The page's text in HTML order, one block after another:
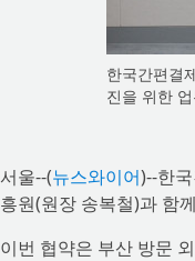
한국간편결
진을 위한
서울--(뉴스와이어)--한
흥원(원장 송복철)과 함
이번 협약은 부산 방문